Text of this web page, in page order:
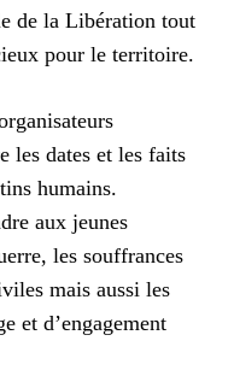
de la Libération tout
pour le territoire.
les dates et les faits
humains.
aux jeunes
les souffrances
mais aussi les
et d’engagement